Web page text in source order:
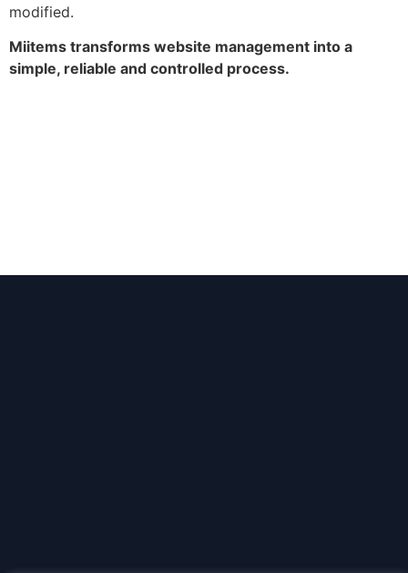
modified.
Miitems transforms website management into a
simple, reliable and controlled process.